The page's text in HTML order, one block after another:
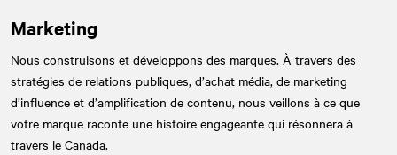
Marketing
Nous construisons et développons des marques. À travers des
stratégies de relations publiques, d’achat média, de marketing
d’influence et d’amplification de contenu, nous veillons à ce que
votre marque raconte une histoire engageante qui résonnera à
travers le Canada.